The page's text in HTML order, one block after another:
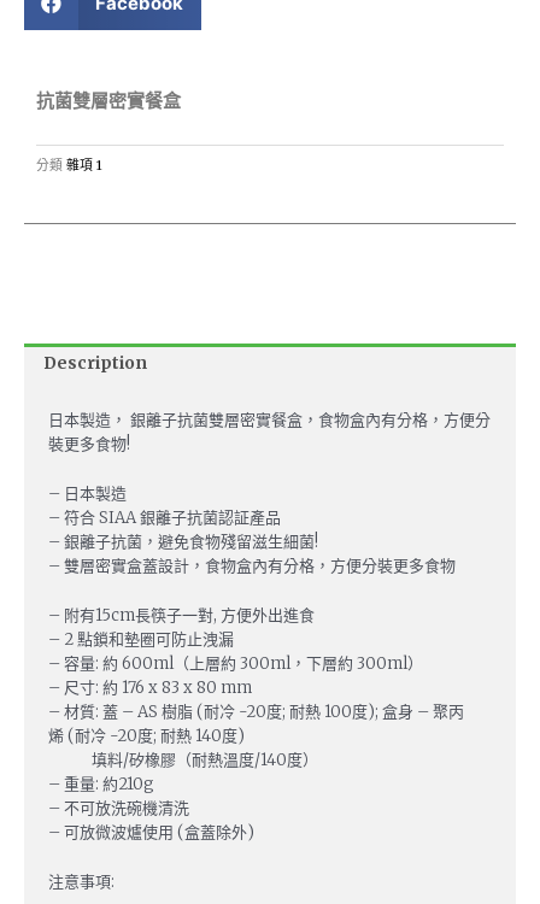
抗菌雙層密實餐盒
分類 雜項 1
Description
日本製造， 銀離子抗菌雙層密實餐盒，食物盒內有分格，方便分
裝更多食物!
– 日本製造
– 符合 SIAA 銀離子抗菌認証產品
– 銀離子抗菌，避免食物殘留滋生細菌!
– 雙層密實盒蓋設計，食物盒內有分格，方便分裝更多食物
– 附有15cm長筷子一對, 方便外出進食
– 2 點鎖和墊圈可防止洩漏
– 容量: 約 600ml（上層約 300ml，下層約 300ml）
– 尺寸: 約 176 x 83 x 80 mm
– 材質: 蓋 – AS 樹脂 (耐冷 -20度; 耐熱 100度); 盒身 – 聚丙
烯 (耐冷 -20度; 耐熱 140度)
填料/矽橡膠（耐熱溫度/140度）
– 重量: 約210g
– 不可放洗碗機清洗
– 可放微波爐使用 (盒蓋除外)
注意事項: